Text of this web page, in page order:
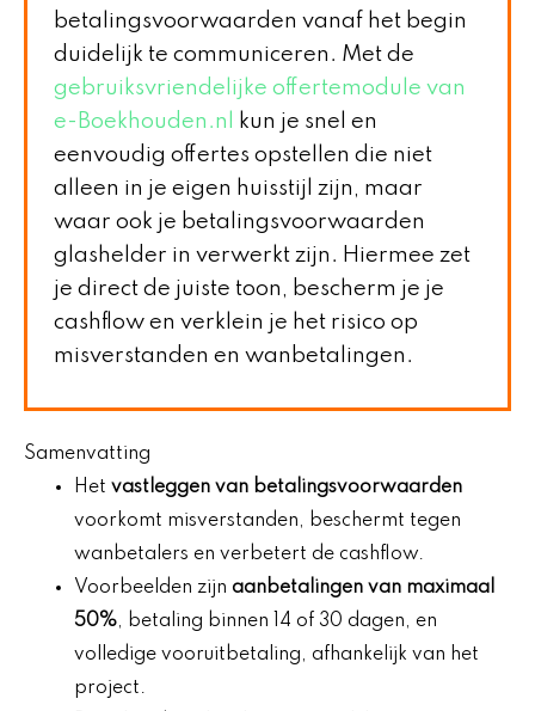
betalingsvoorwaarden vanaf het begin
duidelijk te communiceren. Met de
gebruiksvriendelijke offertemodule van
e-Boekhouden.nl
kun je snel en
eenvoudig offertes opstellen die niet
alleen in je eigen huisstijl zijn, maar
waar ook je betalingsvoorwaarden
glashelder in verwerkt zijn. Hiermee zet
je direct de juiste toon, bescherm je je
cashflow en verklein je het risico op
misverstanden en wanbetalingen.
Samenvatting
Het vastleggen van betalingsvoorwaarden
voorkomt misverstanden, beschermt tegen
wanbetalers en verbetert de cashflow.
Voorbeelden zijn aanbetalingen van maximaal
50%, betaling binnen 14 of 30 dagen, en
volledige vooruitbetaling, afhankelijk van het
project.